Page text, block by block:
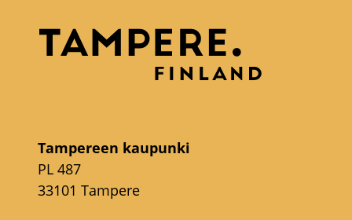
Tampereen kaupunki
PL 487
33101 Tampere